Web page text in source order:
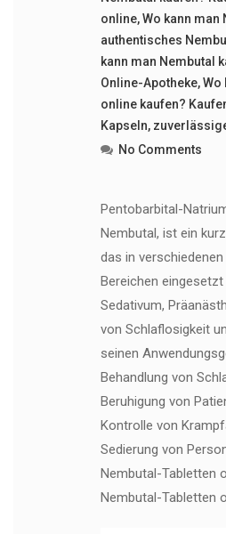
online,Wo kann man
authentisches
kann man Nembutal
Online-Apotheke,Wo
online kaufen?
Kapseln,
No Comments
Pentobarbital-
Nembutal, ist ein
das in
Bereichen
Sedativum,
von Schlaflosigkeit
seinen
Behandlung von
Beruhigung von
Kontrolle von
Sedierung von
Nembutal-Tabletten
Nembutal-Tabletten